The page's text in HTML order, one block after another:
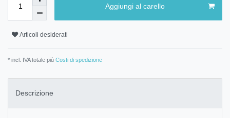
Aggiungi al carello
Articoli desiderati
* incl. IVA totale più Costi di spedizione
Descrizione